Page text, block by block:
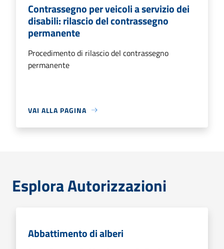
Contrassegno per veicoli a servizio dei
disabili: rilascio del contrassegno
permanente
Procedimento di rilascio del contrassegno
permanente
VAI ALLA PAGINA
Esplora Autorizzazioni
Abbattimento di alberi